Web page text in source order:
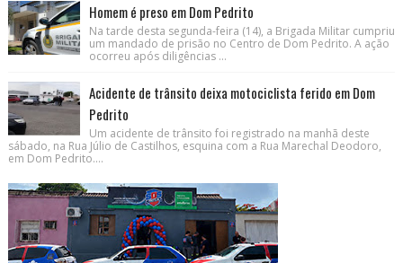
Homem é preso em Dom Pedrito
Na tarde desta segunda-feira (14), a Brigada Militar cumpriu
um mandado de prisão no Centro de Dom Pedrito. A ação
ocorreu após diligências ...
Acidente de trânsito deixa motociclista ferido em Dom
Pedrito
Um acidente de trânsito foi registrado na manhã deste
sábado, na Rua Júlio de Castilhos, esquina com a Rua Marechal Deodoro,
em Dom Pedrito....